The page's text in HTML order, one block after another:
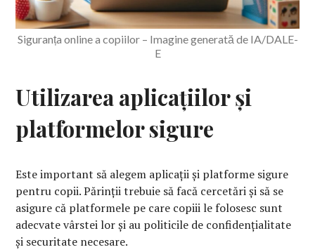
Siguranța online a copiilor – Imagine generată de IA/DALE-
E
Utilizarea aplicațiilor și
platformelor sigure
Este important să alegem aplicații și platforme sigure
pentru copii. Părinții trebuie să facă cercetări și să se
asigure că platformele pe care copiii le folosesc sunt
adecvate vârstei lor și au politicile de confidențialitate
și securitate necesare.